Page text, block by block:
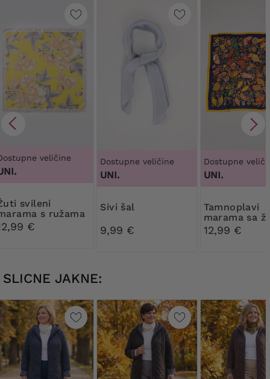
veličine
s ružama
€
Dostupne veličine
UNI.
Sivi šal
9,99 €
Dostupne
UNI.
Tamnoplavi
marama sa
uzorkom
12,99 €
SLICNE JAKNE: